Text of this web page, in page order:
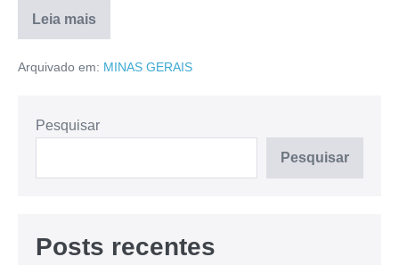
Leia mais
Arquivado em: MINAS GERAIS
Pesquisar
Pesquisar
Posts recentes